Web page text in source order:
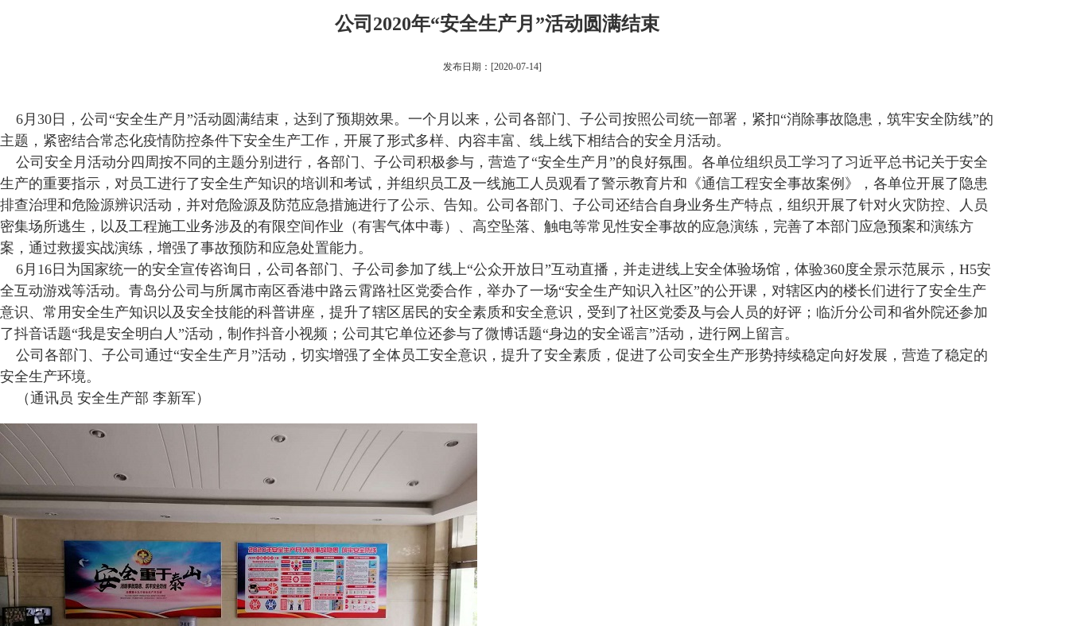
公司2020年“安全生产月”活动圆满结束
发布日期：[2020-07-14]
6月30日，公司“安全生产月”活动圆满结束，达到了预期效果。一个月以来，公司各部门、子公司按照公司统一部署，紧扣“消除事故隐患，筑牢安全防线”的
主题，紧密结合常态化疫情防控条件下安全生产工作，开展了形式多样、内容丰富、线上线下相结合的安全月活动。
公司安全月活动分四周按不同的主题分别进行，各部门、子公司积极参与，营造了“安全生产月”的良好氛围。各单位组织员工学习了习近平总书记关于安全
生产的重要指示，对员工进行了安全生产知识的培训和考试，并组织员工及一线施工人员观看了警示教育片和《通信工程安全事故案例》，各单位开展了隐患
排查治理和危险源辨识活动，并对危险源及防范应急措施进行了公示、告知。公司各部门、子公司还结合自身业务生产特点，组织开展了针对火灾防控、人员
密集场所逃生，以及工程施工业务涉及的有限空间作业（有害气体中毒）、高空坠落、触电等常见性安全事故的应急演练，完善了本部门应急预案和演练方
案，通过救援实战演练，增强了事故预防和应急处置能力。
6月16日为国家统一的安全宣传咨询日，公司各部门、子公司参加了线上“公众开放日”互动直播，并走进线上安全体验场馆，体验360度全景示范展示，H5安
全互动游戏等活动。青岛分公司与所属市南区香港中路云霄路社区党委合作，举办了一场“安全生产知识入社区”的公开课，对辖区内的楼长们进行了安全生产
意识、常用安全生产知识以及安全技能的科普讲座，提升了辖区居民的安全素质和安全意识，受到了社区党委及与会人员的好评；临沂分公司和省外院还参加
了抖音话题“我是安全明白人”活动，制作抖音小视频；公司其它单位还参与了微博话题“身边的安全谣言”活动，进行网上留言。
公司各部门、子公司通过“安全生产月”活动，切实增强了全体员工安全意识，提升了安全素质，促进了公司安全生产形势持续稳定向好发展，营造了稳定的
安全生产环境。
（通讯员 安全生产部 李新军）